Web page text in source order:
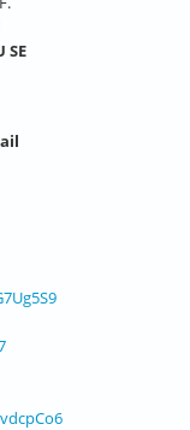
SE